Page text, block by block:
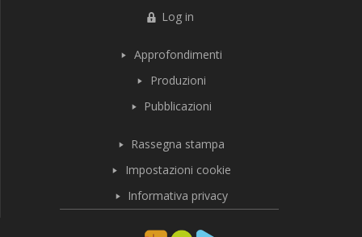
Log in
Approfondimenti
Produzioni
Pubblicazioni
Rassegna stampa
Impostazioni cookie
Informativa privacy